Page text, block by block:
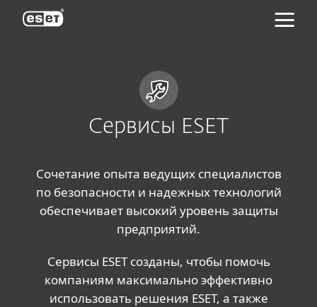
Сервисы ESET
Сочетание опыта ведущих специалистов
по безопасности и надежных технологий
обеспечивает высокий уровень защиты
предприятий.
Сервисы ESET созданы, чтобы помочь
компаниям максимально эффективно
использовать решения ESET, а также
ESET